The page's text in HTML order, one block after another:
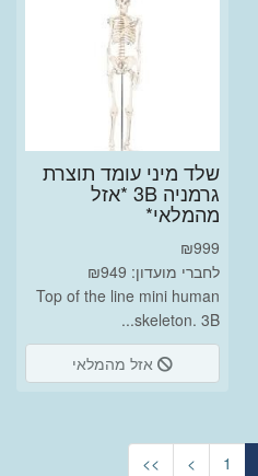
שלד מיני עומד תוצרת
גרמניה 3B *אזל
מהמלאי*
₪999
לחברי מועדון: ₪949
Top of the line mini human
skeleton. 3B...
אזל מהמלאי
<< < 1